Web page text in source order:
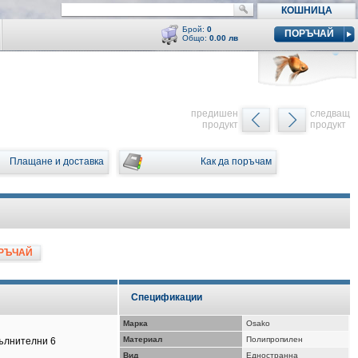
КОШНИЦА
Брой: 0
Общо: 0.00 лв ПОРЪЧАЙ
Кошницата е празна
следващ
продукт
предишен
продукт
Плащане и доставка Как да поръчам
6
Спецификации
Марка
Osako
Материал
Полипропилен
Вид
Едностранна